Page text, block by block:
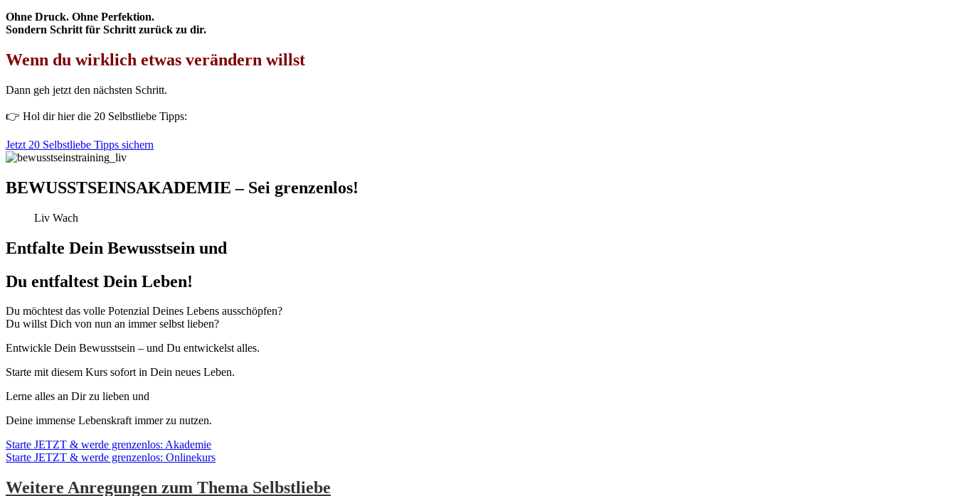
Ohne Druck. Ohne Perfektion.
Sondern Schritt für Schritt zurück zu dir.
Wenn du wirklich etwas verändern willst
Dann geh jetzt den nächsten Schritt.
👉 Hol dir hier die 20 Selbstliebe Tipps:
Jetzt 20 Selbstliebe Tipps sichern
BEWUSSTSEINSAKADEMIE – Sei grenzenlos!
Liv Wach
Entfalte Dein Bewusstsein und
Du entfaltest Dein Leben!
Du möchtest das volle Potenzial Deines Lebens ausschöpfen?
Du willst Dich von nun an immer selbst lieben?
Entwickle Dein Bewusstsein – und Du entwickelst alles.
Starte mit diesem Kurs sofort in Dein neues Leben.
Lerne alles an Dir zu lieben und
Deine immense Lebenskraft immer zu nutzen.
Starte JETZT & werde grenzenlos: Akademie
Starte JETZT & werde grenzenlos: Onlinekurs
Weitere Anregungen zum Thema Selbstliebe